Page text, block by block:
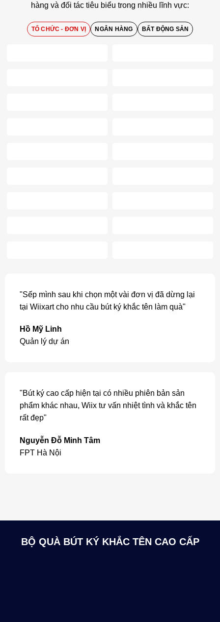
hàng và đối tác tiêu biểu trong nhiều lĩnh vực:
TỔ CHỨC - ĐƠN VỊ NGÂN HÀNG BẤT ĐỘNG SẢN
"Sếp mình sau khi chọn một vài đơn vị đã dừng lại
tại Wiixart cho nhu cầu bút ký khắc tên làm quà"
Hồ Mỹ Linh
Quản lý dự án
"Bút ký cao cấp hiện tại có nhiều phiên bản sản
phẩm khác nhau, Wiix tư vấn nhiệt tình và khắc tên
rất đẹp"
Nguyễn Đỗ Minh Tâm
FPT Hà Nội
BỘ QUÀ BÚT KÝ KHẮC TÊN CAO CẤP